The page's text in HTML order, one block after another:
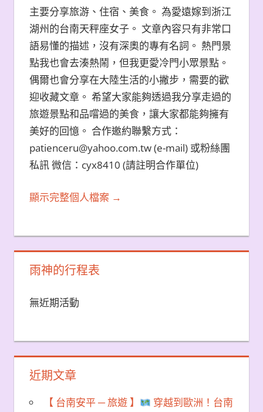
主要分享旅游、住宿、美食。 為愛遠嫁到浙江
湖州的台南天秤座女子。 文章內容只有非常口
語易懂的描述，沒有深奧的專有名詞。 熱門景
點我也會去湊熱鬧，但我更愛冷門小眾景點。
偶爾也會分享在大陸生活的小撇步，需要的歡
迎收藏文章。 希望大家能夠透過我分享走過的
旅遊景點和品嚐過的美食，讓大家都能夠擁有
美好的回憶。 合作邀約聯繫方式：
patienceru@yahoo.com.tw (e-mail) 或粉絲團
私訊 微信：cyx8410 (請註明合作單位)
顯示完整個人檔案 →
雨神的行程表
無近期活動
近期文章
【 台南安平 ─ 旅遊 】
穿越到歐洲！台南